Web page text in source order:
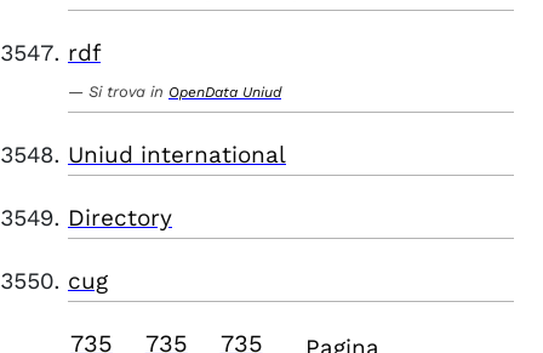
rdf
Si trova in OpenData Uniud
Uniud international
Directory
cug
735
735
735